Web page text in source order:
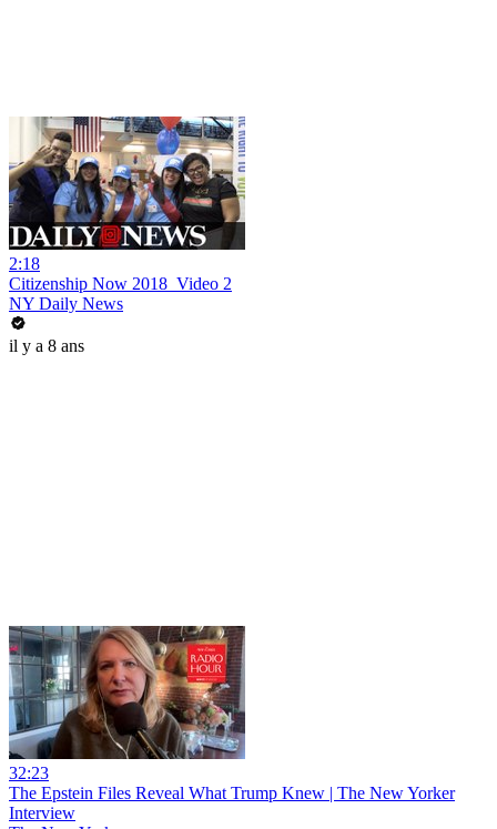
2:18
Citizenship Now 2018_Video 2
NY Daily News
il y a 8 ans
32:23
The Epstein Files Reveal What Trump Knew | The New Yorker
Interview